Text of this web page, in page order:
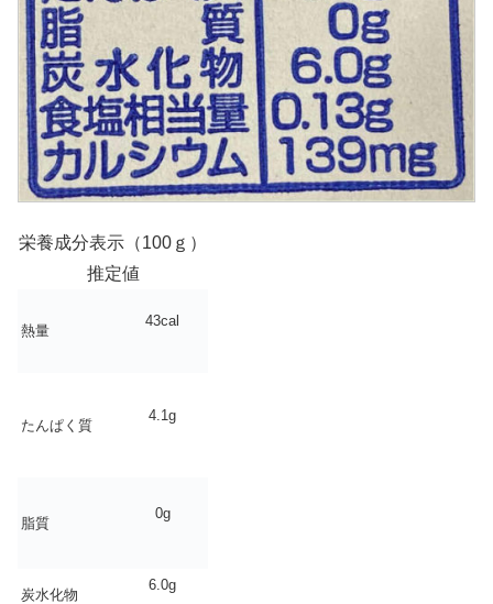
栄養成分表示（100ｇ）
推定値
熱量
43cal
たんぱく質
4.1g
脂質
0g
炭水化物
6.0g